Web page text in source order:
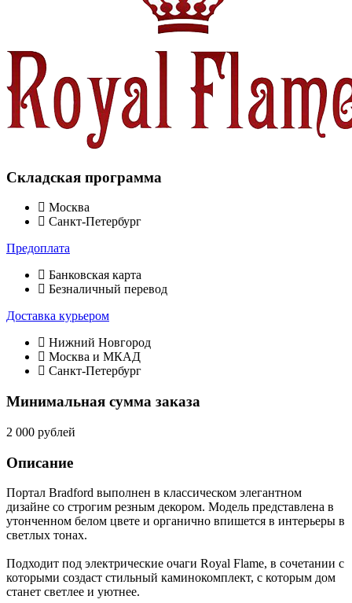
Складская программа
Москва
Санкт-Петербург
Предоплата
Банковская карта
Безналичный перевод
Доставка курьером
Нижний Новгород
Москва и МКАД
Санкт-Петербург
Минимальная сумма заказа
2 000 рублей
Описание
Портал Bradford выполнен в классическом элегантном
дизайне со строгим резным декором. Модель представлена в
утонченном белом цвете и органично впишется в интерьеры в
светлых тонах.
Подходит под электрические очаги Royal Flame, в сочетании с
которыми создаст стильный каминокомплект, с которым дом
станет светлее и уютнее.